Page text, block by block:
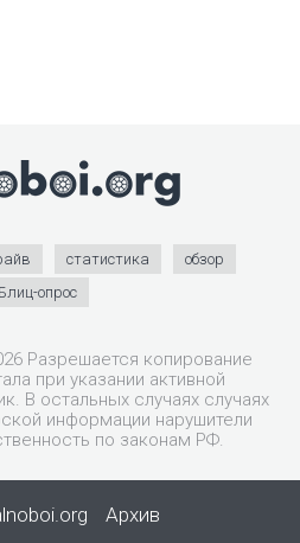
статистика
обзор
Блиц-опрос
Разрешается копирование
при указании активной
В остальных случаях случаях
информации нарушители
по законам РФ.
Архив